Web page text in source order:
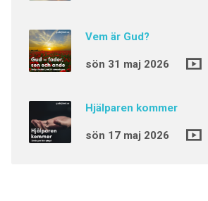
Vem är Gud?
sön 31 maj 2026
Hjälparen kommer
sön 17 maj 2026